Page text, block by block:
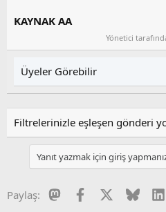
KAYNAK AA
Yönetici
Üyeler Görebilir
Filtrelerinizle eşleşen gönderi
Yanıt yazmak için giriş
Paylaş: MastodonFacebook